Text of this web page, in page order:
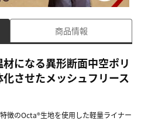
商品情報
になる異形断面中空ポリ
させたメッシュフリース
徴のOcta®生地を使用した軽量ライナー